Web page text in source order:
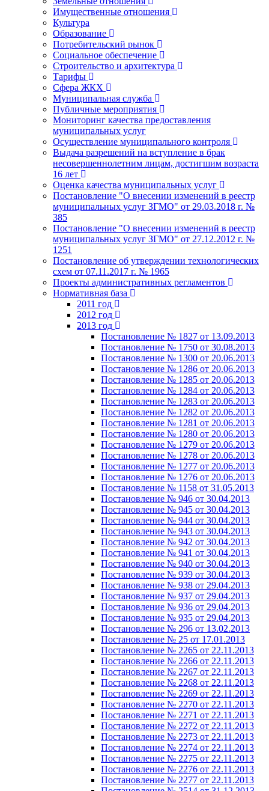
Имущественные отношения
Культура
Образование
Потребительский рынок
Социальное обеспечение
Строительство и архитектура
Тарифы
Сфера ЖКХ
Муниципальная служба
Публичные мероприятия
Мониторинг качества предоставления
муниципальных услуг
Осуществление муниципального контроля
Выдача разрешений на вступление в брак
несовершеннолетним лицам, достигшим возраста
16 лет
Оценка качества муниципальных услуг
Постановление "О внесении изменений в реестр
муниципальных услуг ЗГМО" от 29.03.2018 г. №
385
Постановление "О внесении изменений в реестр
муниципальных услуг ЗГМО" от 27.12.2012 г. №
1251
Постановление об утверждении технологических
схем от 07.11.2017 г. № 1965
Проекты административных регламентов
Нормативная база
2011 год
2012 год
2013 год
Постановление № 1827 от 13.09.2013
Постановление № 1750 от 30.08.2013
Постановление № 1300 от 20.06.2013
Постановление № 1286 от 20.06.2013
Постановление № 1285 от 20.06.2013
Постановление № 1284 от 20.06.2013
Постановление № 1283 от 20.06.2013
Постановление № 1282 от 20.06.2013
Постановление № 1281 от 20.06.2013
Постановление № 1280 от 20.06.2013
Постановление № 1279 от 20.06.2013
Постановление № 1278 от 20.06.2013
Постановление № 1277 от 20.06.2013
Постановление № 1276 от 20.06.2013
Постановление № 1158 от 31.05.2013
Постановление № 946 от 30.04.2013
Постановление № 945 от 30.04.2013
Постановление № 944 от 30.04.2013
Постановление № 943 от 30.04.2013
Постановление № 942 от 30.04.2013
Постановление № 941 от 30.04.2013
Постановление № 940 от 30.04.2013
Постановление № 939 от 30.04.2013
Постановление № 938 от 29.04.2013
Постановление № 937 от 29.04.2013
Постановление № 936 от 29.04.2013
Постановление № 935 от 29.04.2013
Постановление № 296 от 13.02.2013
Постановление № 25 от 17.01.2013
Постановление № 2265 от 22.11.2013
Постановление № 2266 от 22.11.2013
Постановление № 2267 от 22.11.2013
Постановление № 2268 от 22.11.2013
Постановление № 2269 от 22.11.2013
Постановление № 2270 от 22.11.2013
Постановление № 2271 от 22.11.2013
Постановление № 2272 от 22.11.2013
Постановление № 2273 от 22.11.2013
Постановление № 2274 от 22.11.2013
Постановление № 2275 от 22.11.2013
Постановление № 2276 от 22.11.2013
Постановление № 2277 от 22.11.2013